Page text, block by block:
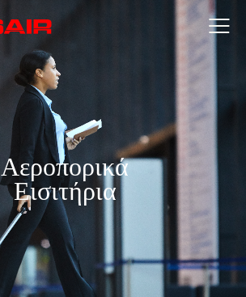
Αεροπορικά
Εισιτήρια